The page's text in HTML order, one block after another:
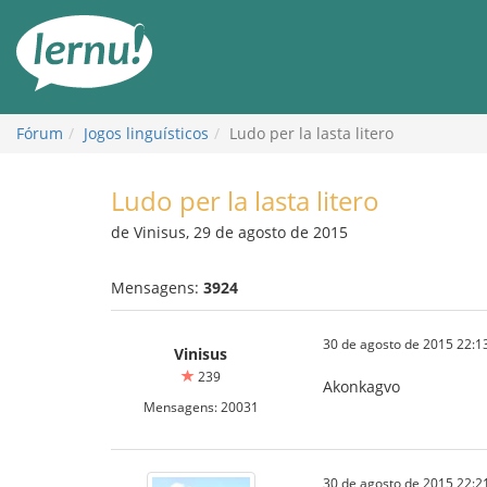
conteúdo
Fórum Jogos linguísticos Ludo per la lasta litero
Ludo per la lasta litero
de Vinisus, 29 de agosto de 2015
Mensagens: 3924
Vinisus
239
Mensagens: 20031
30 de agosto de 2015
Akonkagvo
30 de agosto de 2015